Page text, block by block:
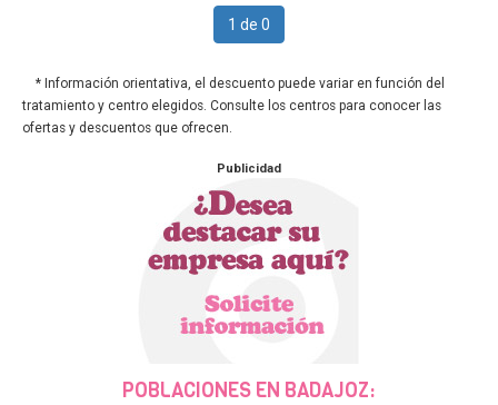
1 de 0
* Información orientativa, el descuento puede variar en función del
tratamiento y centro elegidos. Consulte los centros para conocer las
ofertas y descuentos que ofrecen.
Publicidad
POBLACIONES EN BADAJOZ: